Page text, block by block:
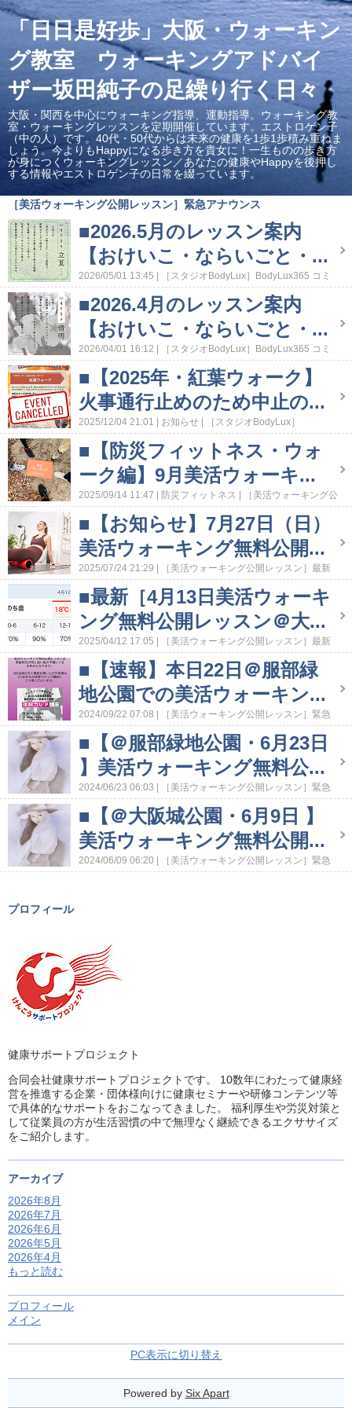
「日日是好歩」大阪・ウォーキン
グ教室 ウォーキングアドバイ
ザー坂田純子の足繰り行く日々
大阪・関西を中心にウォーキング指導、運動指導。ウォーキング教
室・ウォーキングレッスンを定期開催しています。エストロゲン子
（中の人）です。40代・50代からは未来の健康を1歩1歩積み重ねま
しょう。今よりもHappyになる歩き方を貴女に！一生ものの歩き方
が身につくウォーキングレッスン／あなたの健康やHappyを後押し
する情報やエストロゲン子の日常を綴っています。
［美活ウォーキング公開レッスン］緊急アナウンス
■2026.5月のレッスン案内
【おけいこ・ならいごと・...
2026/05/01 13:45
［スタジオBodyLux］BodyLux365 コミ
ュニティ
［スタジオBodylux］スタジオのこと
［歩き方教
室］ランニング・ウォーキング教室
［美活ウォーキング公
開レッスン］緊急アナウンス
［美活ウォーキング］レッス
ン案内
■2026.4月のレッスン案内
【おけいこ・ならいごと・...
2026/04/01 16:12
［スタジオBodyLux］BodyLux365 コミ
ュニティ
［スタジオBodylux］スタジオのこと
［歩き方教
室］ランニング・ウォーキング教室
［美活ウォーキング公
開レッスン］緊急アナウンス
［美活ウォーキング］レッス
ン案内
■【2025年・紅葉ウォーク】
火事通行止めのため中止の...
2025/12/04 21:01 お知らせ
［スタジオBodyLux］
BodyLux365 コミュニティ
［美活ウォーキング公開レッス
ン］最新情報
［美活ウォーキング公開レッスン］緊急アナ
ウンス
［美活ウォーキング］ウォーキングイベントお知ら
せ＆レポート
■【防災フィットネス・ウォ
ーク編】9月美活ウォーキ...
2025/09/14 11:47 防災フィットネス
［美活ウォーキング公
開レッスン］最新情報
［美活ウォーキング公開レッスン］
緊急アナウンス
■【お知らせ】7月27日（日）
美活ウォーキング無料公開...
2025/07/24 21:29
［美活ウォーキング公開レッスン］最新
情報
［美活ウォーキング公開レッスン］緊急アナウンス
［美活ウォーキング］ウォーキングイベントお知らせ＆レポ
ート
■最新［4月13日美活ウォーキ
ング無料公開レッスン＠大...
2025/04/12 17:05
［美活ウォーキング公開レッスン］最新
情報
［美活ウォーキング公開レッスン］緊急アナウンス
■【速報】本日22日＠服部緑
地公園での美活ウォーキン...
2024/09/22 07:08
［美活ウォーキング公開レッスン］緊急
アナウンス
■【＠服部緑地公園・6月23日
】美活ウォーキング無料公...
2024/06/23 06:03
［美活ウォーキング公開レッスン］緊急
アナウンス
■【＠大阪城公園・6月9日 】
美活ウォーキング無料公開...
2024/06/09 06:20
［美活ウォーキング公開レッスン］緊急
アナウンス
［美活ウォーキング］ウォーキングイベントお
プロフィール
健康サポートプロジェクト
合同会社健康サポートプロジェクトです。 10数年にわたって健康経
営を推進する企業・団体様向けに健康セミナーや研修コンテンツ等
で具体的なサポートをおこなってきました。 福利厚生や労災対策と
して従業員の方が生活習慣の中で無理なく継続できるエクササイズ
をご紹介します。
アーカイブ
2026年8月
2026年7月
2026年6月
2026年5月
2026年4月
もっと読む
プロフィール
メイン
PC表示に切り替え
Powered by Six Apart